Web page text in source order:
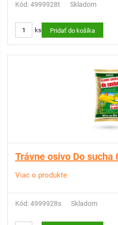
Kód: 4999928t Skladom
ks Pridať do košíka
Trávne osivo Do sucha
Viac o produkte
Kód: 4999928s Skladom